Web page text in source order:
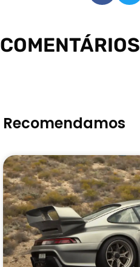
COMENTÁRIOS
Recomendamos